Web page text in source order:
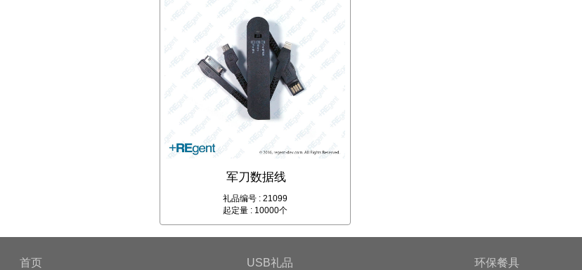
军刀数据线
礼品编号 : 21099
起定量 : 10000个
首页
USB礼品
环保餐具